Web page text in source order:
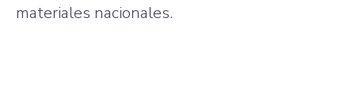
materiales nacionales.